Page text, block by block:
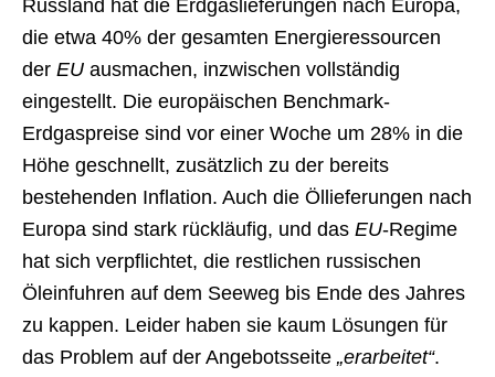
Russland hat die Erdgaslieferungen nach Europa,
die etwa 40% der gesamten Energieressourcen
der EU ausmachen, inzwischen vollständig
eingestellt. Die europäischen Benchmark-
Erdgaspreise sind vor einer Woche um 28% in die
Höhe geschnellt, zusätzlich zu der bereits
bestehenden Inflation. Auch die Öllieferungen nach
Europa sind stark rückläufig, und das EU-Regime
hat sich verpflichtet, die restlichen russischen
Öleinfuhren auf dem Seeweg bis Ende des Jahres
zu kappen. Leider haben sie kaum Lösungen für
das Problem auf der Angebotsseite „erarbeitet“.